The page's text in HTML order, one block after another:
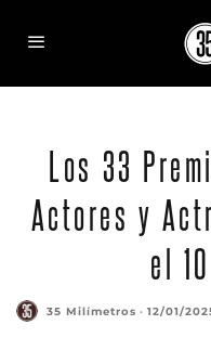
Los 33
Actores y
el
35 Milímetros · 12/01/